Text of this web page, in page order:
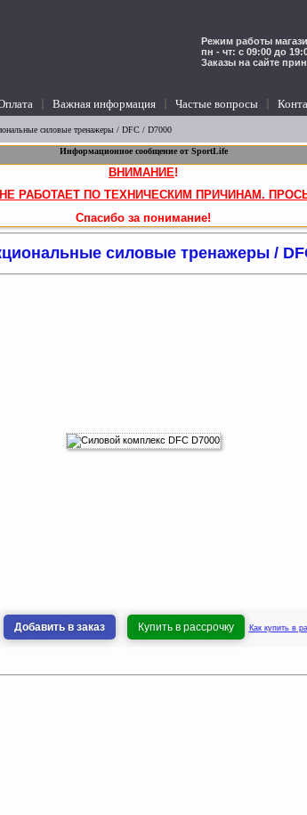
Режим работы
пн - чт: с 09:00 до
Заказы на сайте
Важная информация Частые вопросы
силовые тренажеры / DFC / D7000
Информационное сообщение от SportLife
ВНИМАНИЕ!
РАБОТАЕТ ПО ТЕХНИЧЕСКИМ ПРИЧИНАМ.
Спасибо за понимание!
силовые тренажеры /
Добавить в заказ Купить в рассрочку Как купить в